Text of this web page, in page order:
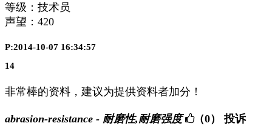
等级：技术员
声望： 420
P:2014-10-07 16:34:57
14
非常棒的资料，建议为提供资料者加分！
abrasion-resistance - 耐磨性,耐磨强度 （0） 投诉